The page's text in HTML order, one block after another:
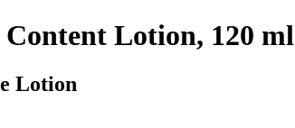
Content Lotion, 120 ml
Lotion